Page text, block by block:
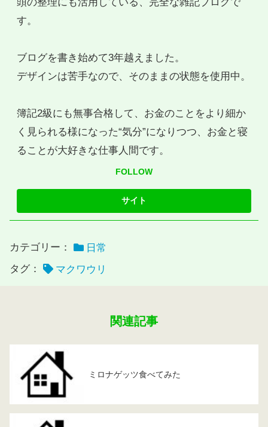
頭の整理にも活用している、完全な雑記ブログで
す。
ブログを書き始めて3年越えました。
デザインは苦手なので、そのままの状態を使用中。
簿記2級にも無事合格して、お金のことをより細か
く見られる様になった“気分”になりつつ、お金と寝
ることが大好きな仕事人間です。
FOLLOW
カテゴリー：
日常
タグ：
マクワウリ
関連記事
ミロナゲッツ食べてみた